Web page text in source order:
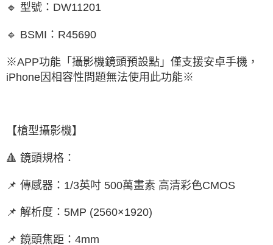
🔹 型號：DW11201
🔹 BSMI：R45690
※APP功能「攝影機鏡頭預設點」僅支援安卓手機，
iPhone因相容性問題無法使用此功能※
【槍型攝影機】
🔺 鏡頭規格：
📌 傳感器：1/3英吋 500萬畫素 高清彩色CMOS
📌 解析度：5MP (2560×1920)
📌 鏡頭焦距：4mm